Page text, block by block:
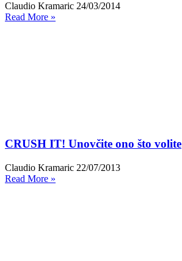
Claudio Kramaric 24/03/2014
Read More »
CRUSH IT! Unovčite ono što volite
Claudio Kramaric 22/07/2013
Read More »